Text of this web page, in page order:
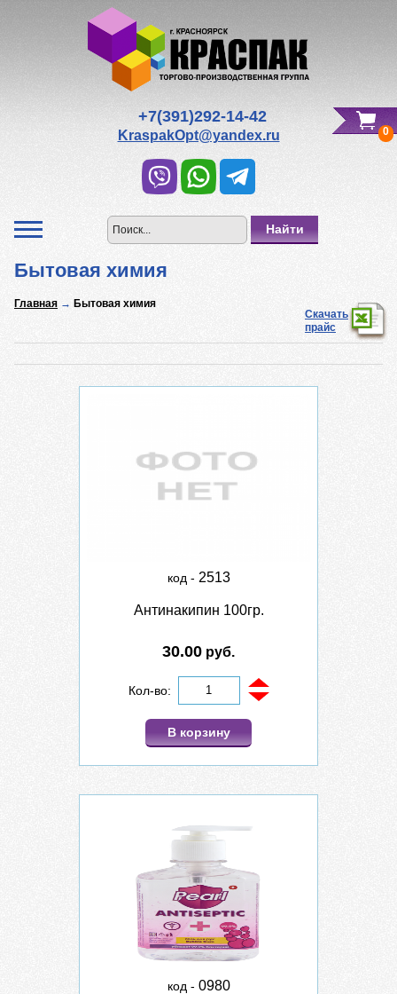
+7(391)292-14-42
KraspakOpt@yandex.ru
Редактировать Вашу корзину
Всего к оплате:0р.
0
Скачать
прайс
Бытовая химия
Главная → Бытовая химия
код - 2513
Антинакипин 100гр.
30.00 руб.
Кол-во:
В корзину
код - 0980